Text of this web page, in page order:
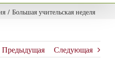
/ Большая учительская неделя
Предыдущая Следующая